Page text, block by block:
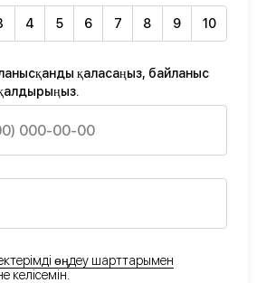
4 5 6 7 8 9 10
қаласаңыз, байланыс
өңдеу шарттарымен